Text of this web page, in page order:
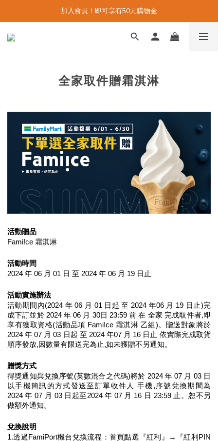
加入會員！即可享有50元購物金
全家取件贈霜淇淋
活動贈品
Fami!ce 霜淇淋
活動時間
2024 年 06 月 01 日 至 2024 年 06 月 19 日止
活動實施辦法
活動期間內(2024 年 06 月 01 日起 至 2024 年06 月 19 日止)完
成下訂並於 2024 年 06 月 30日 23:59 前 在 全家 完成取件者,即
享有獲取資格(活動品項 Fami!ce 霜淇淋 乙組)。贈送對象將於
2024 年 07 月 03 日起 至 2024 年07 月 16 日止 依實際完成取貨
順序發放,因數量有限送完為止,如未獲贈不另通知。
贈獎方式
得獎通知與兌換序號(英數混合之代碼)將於 2024 年 07 月 03 日
以手機簡訊的方式發送至訂單收件人 手機,序號兌換期間為
2024 年 07 月 03 日起至2024 年 07 月 16 日 23:59 止。恕不另
做額外通知。
兌換說明
1.透過FamiPort機台兌換流程：首頁點選『紅利』→『紅利PIN